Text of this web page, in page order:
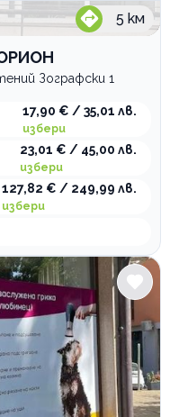
5 км
Зографски 1
17,90 € / 35,01 лв.
избери
23,01 € / 45,00 лв.
избери
127,82 € / 249,99 лв.
избери